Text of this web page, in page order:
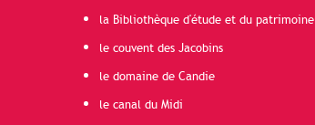
la Bibliothèque d'étude et du patrimoine
le couvent des Jacobins
le domaine de Candie
le canal du Midi